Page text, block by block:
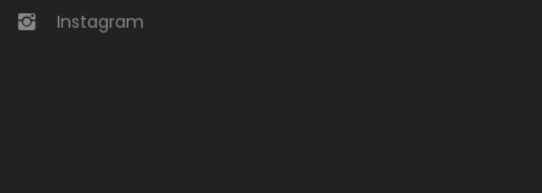
Instagram